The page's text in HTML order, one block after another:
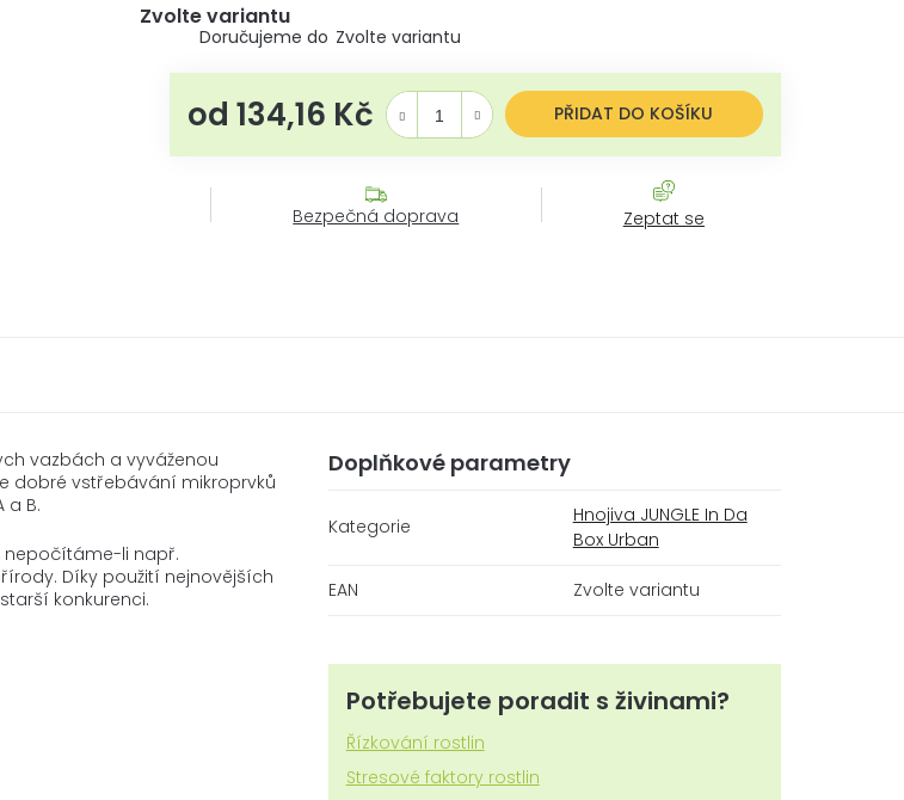
Zvolte variantu
Zvolte variantu
od 134,16 KčMěrná cena: PŘIDAT DO KOŠÍKU
Bezpečná doprava Zeptat se
vazbách a vyváženou
dobré vstřebávání mikroprvků
a B.
nepočítáme-li např.
Díky použití nejnovějších
konkurenci.
Doplňkové parametry
Kategorie
Hnojiva JUNGLE In Da
Box Urban
EAN Zvolte variantu
Potřebujete poradit s živinami?
Řízkování rostlin
Stresové faktory rostlin